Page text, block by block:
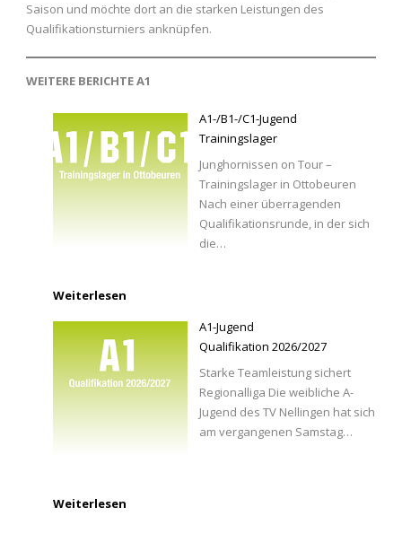
Saison und möchte dort an die starken Leistungen des
Qualifikationsturniers anknüpfen.
WEITERE BERICHTE A1
A1-/B1-/C1-Jugend
Trainingslager
Junghornissen on Tour –
Trainingslager in Ottobeuren
Nach einer überragenden
Qualifikationsrunde, in der sich
die…
Weiterlesen
A1-Jugend
Qualifikation 2026/2027
Starke Teamleistung sichert
Regionalliga Die weibliche A-
Jugend des TV Nellingen hat sich
am vergangenen Samstag…
Weiterlesen